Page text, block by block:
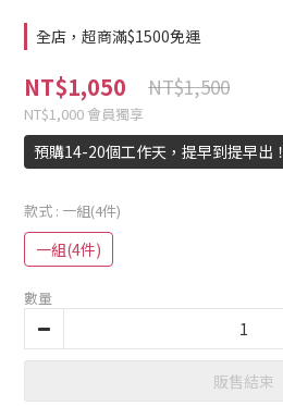
全店，超商滿$1500免運
NT$1,050 NT$1,500
NT$1,000 會員獨享
預購14-20個工作天，提早到提早出！
款式 : 一組(4件)
一組(4件)
數量
販售結束